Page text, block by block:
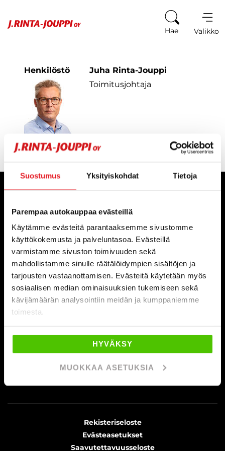
Suostumus Yksityiskohdat Tietoja
Parempaa autokauppaa evästeillä
Käytämme evästeitä parantaaksemme sivustomme
käyttökokemusta ja palveluntasoa. Evästeillä
varmistamme sivuston toimivuuden sekä
mahdollistamme sinulle räätälöidympien sisältöjen ja
tarjousten vastaanottamisen. Evästeitä käytetään myös
sosiaalisen median ominaisuuksien tukemiseen sekä
kävijämäärän analysointiin meidän ja kumppaniemme
toimesta.
HYVÄKSY
MUOKKAA ASETUKSIA
Hae Valikko
Henkilöstö
Juha Rinta-Jouppi
Toimitusjohtaja
YRITYS
AUTOLIIKKEET
AUTOHUOLTO
Myynnin aukioloajat
ma - pe 10 - 18
la 10 - 16
Facebook
Instagram
LinkedInYoutube
Tiktok
© J. Rinta-Jouppi Oy 2019–2026
Rekisteriseloste
Evästeasetukset
Saavutettavuusseloste